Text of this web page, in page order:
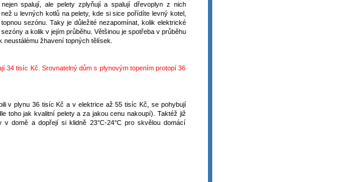
spalují, ale pelety zplyňují a spalují dřevoplyn z nich
u levných kotlů na pelety, kde si sice pořídíte levný kotel,
sezónu. Taky je důležité nezapomínat, kolik elektrické
a kolik v jejím průběhu. Většinou je spotřeba v průběhu
žhavení topných tělísek.
34 tisíc Kč. Srovnatelný dům s plynovým topením protopí 36
v plynu 36 tisíc Kč a v elektrice až 55 tisíc Kč, se pohybují
toho jak kvalitní pelety a za jakou cenu nakoupí). Taktéž již
domě a dopřejí si klidně 23°C-24°C pro skvělou domácí